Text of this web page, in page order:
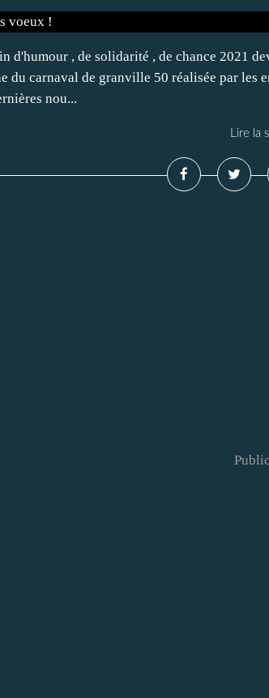
d'humour , de solidarité , de chance 2021
du carnaval de granville 50 réalisée par les
nou...
Lire la